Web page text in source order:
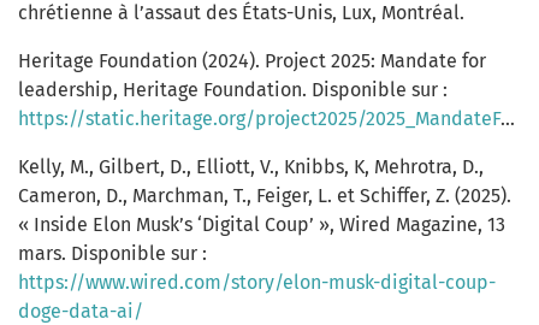
chrétienne à l’assaut des États-Unis, Lux, Montréal.
Heritage Foundation (2024). Project 2025: Mandate for
leadership, Heritage Foundation. Disponible sur :
https://static.heritage.org/project2025/2025_MandateForLeadership_FULL.pdf
Kelly, M., Gilbert, D., Elliott, V., Knibbs, K, Mehrotra, D.,
Cameron, D., Marchman, T., Feiger, L. et Schiffer, Z. (2025).
« Inside Elon Musk’s ‘Digital Coup’ », Wired Magazine, 13
mars. Disponible sur :
https://www.wired.com/story/elon-musk-digital-coup-
doge-data-ai/